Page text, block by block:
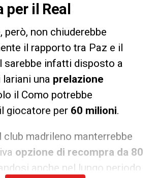
il Real
però, non chiuderebbe
il rapporto tra Paz e il
sarebbe infatti disposto a
una prelazione
il Como potrebbe
giocatore per 60 milioni.
club madrileno manterrebbe
opzione di recompra da 80
anche nel lungo periodo.